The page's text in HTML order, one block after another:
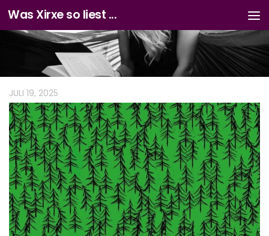
Zum Inhalt springen
Was Xirxe so liest ...
JULI 19, 2025